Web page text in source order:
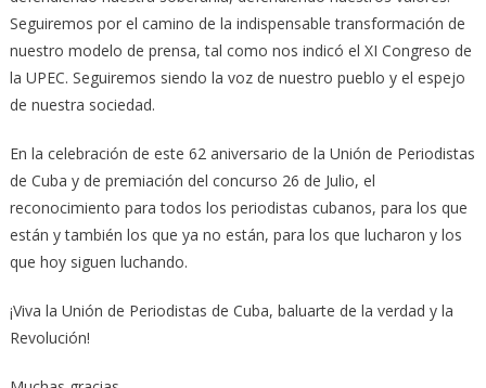
Seguiremos por el camino de la indispensable transformación de
nuestro modelo de prensa, tal como nos indicó el XI Congreso de
la UPEC. Seguiremos siendo la voz de nuestro pueblo y el espejo
de nuestra sociedad.
En la celebración de este 62 aniversario de la Unión de Periodistas
de Cuba y de premiación del concurso 26 de Julio, el
reconocimiento para todos los periodistas cubanos, para los que
están y también los que ya no están, para los que lucharon y los
que hoy siguen luchando.
¡Viva la Unión de Periodistas de Cuba, baluarte de la verdad y la
Revolución!